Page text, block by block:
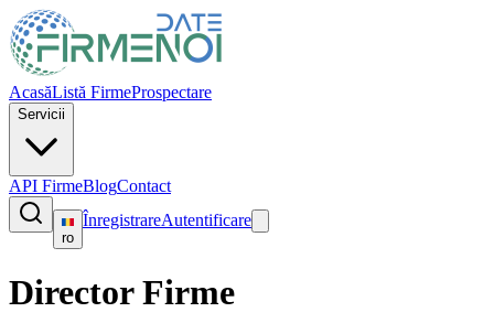
AcasăListă FirmeProspectare
Servicii
API FirmeBlogContact
ro
ÎnregistrareAutentificare
Director Firme